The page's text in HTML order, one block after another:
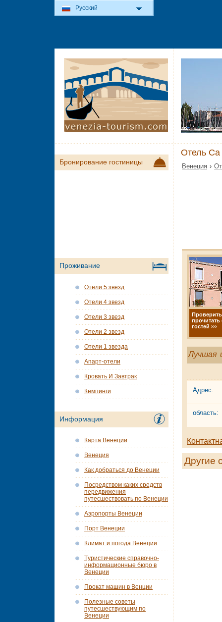
Отель
Венеция ›
гостей ›››
Лучшая
Адрес:
область:
Другие
Бронирование гостиницы
Проживание
Отели 5 звезд
Отели 4 звезд
Отели 3 звезд
Отели 2 звезд
Отели 1 звезда
Апарт-отели
Кровать И Завтрак
Кемпинги
Информация
Карта Венеции
Венеция
Как добраться до Венеции
Посредством каких средств
передвижения
путесшествовать по Венеции
Аэропорты Венеции
Порт Венеции
Климат и погода Венеции
Tуристические справочно-
информационные бюро в
Венеции
Прокат машин в Венции
Полезные советы
путесшествующим по
Венеции
Русский